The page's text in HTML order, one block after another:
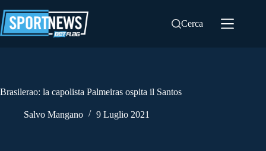
al
contenuto
Cerca
Brasilerao: la capolista Palmeiras ospita il Santos
Salvo Mangano 9 Luglio 2021